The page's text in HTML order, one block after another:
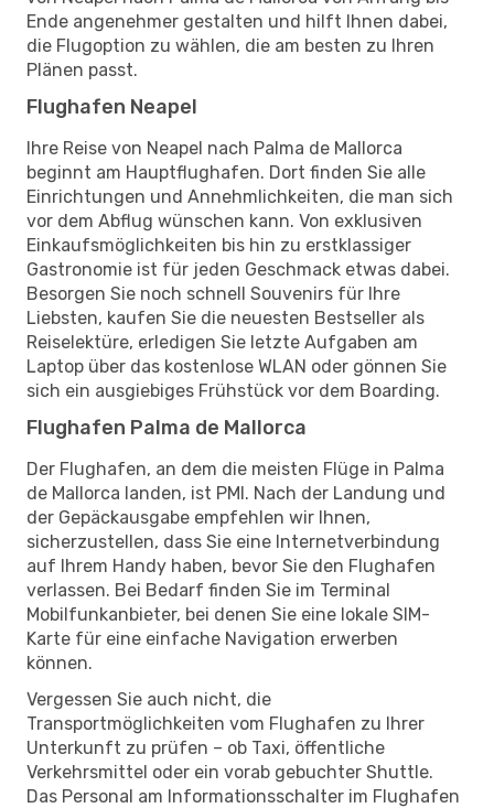
Ende angenehmer gestalten und hilft Ihnen dabei,
die Flugoption zu wählen, die am besten zu Ihren
Plänen passt.
Flughafen Neapel
Ihre Reise von Neapel nach Palma de Mallorca
beginnt am Hauptflughafen. Dort finden Sie alle
Einrichtungen und Annehmlichkeiten, die man sich
vor dem Abflug wünschen kann. Von exklusiven
Einkaufsmöglichkeiten bis hin zu erstklassiger
Gastronomie ist für jeden Geschmack etwas dabei.
Besorgen Sie noch schnell Souvenirs für Ihre
Liebsten, kaufen Sie die neuesten Bestseller als
Reiselektüre, erledigen Sie letzte Aufgaben am
Laptop über das kostenlose WLAN oder gönnen Sie
sich ein ausgiebiges Frühstück vor dem Boarding.
Flughafen Palma de Mallorca
Der Flughafen, an dem die meisten Flüge in Palma
de Mallorca landen, ist PMI. Nach der Landung und
der Gepäckausgabe empfehlen wir Ihnen,
sicherzustellen, dass Sie eine Internetverbindung
auf Ihrem Handy haben, bevor Sie den Flughafen
verlassen. Bei Bedarf finden Sie im Terminal
Mobilfunkanbieter, bei denen Sie eine lokale SIM-
Karte für eine einfache Navigation erwerben
können.
Vergessen Sie auch nicht, die
Transportmöglichkeiten vom Flughafen zu Ihrer
Unterkunft zu prüfen – ob Taxi, öffentliche
Verkehrsmittel oder ein vorab gebuchter Shuttle.
Das Personal am Informationsschalter im Flughafen